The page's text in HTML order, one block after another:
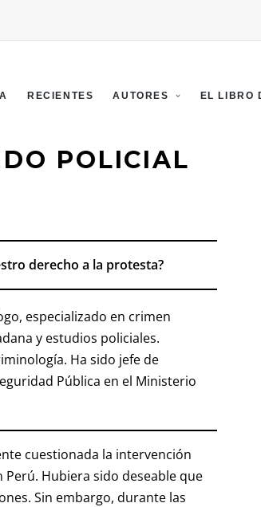
RECIENTES AUTORES EL LIBRO
POLICIAL
derecho a la protesta?
especializado en crimen
y estudios policiales.
Ha sido jefe de
Pública en el Ministerio
cuestionada la intervención
Hubiera sido deseable que
Sin embargo, durante las